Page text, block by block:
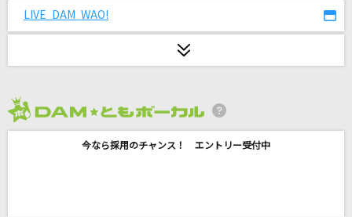
残酷な天使のテーゼ
[生音]揺れる想い
LIVE DAM WAO!
今なら採用のチャンス！ エントリー受付中